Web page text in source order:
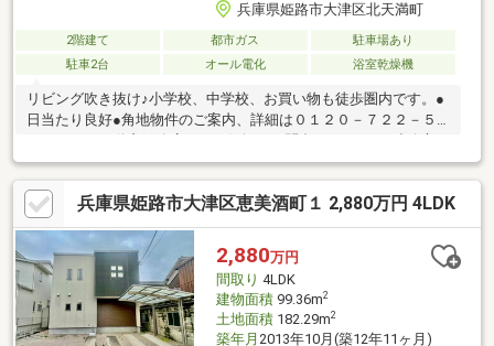
兵庫県姫路市大津区北天満町
2階建て 都市ガス
駐車場あり
駐車2台
オール電化 浴室乾燥機
リビング吹き抜け♪小学校、中学校、お買い物も徒歩圏内です。●
日当たり良好●角地物件のご案内、詳細は０１２０－７２２－５
りお待ちしております
兵庫県姫路市大津区恵美酒町１ 2,880万円 4LDK
2,880万円
間取り 4LDK
建物面積99.36m2
土地面積182.29m2
築年月 2013年10月(築12年11ヶ月)